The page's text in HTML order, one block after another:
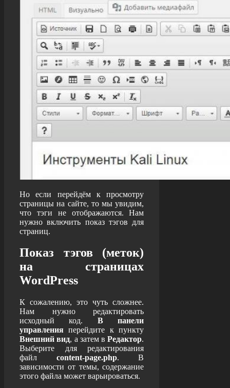
Но если перейдём к просмотру
страницы на сайте, то мы увидим,
что тэги не отображаются. Нам
нужно включить показ тэгов для
страниц.
Показ тэгов (меток)
на страницах
WordPress
К сожалению, это чуть сложнее.
Нам нужно редактировать
исходный код. В панели
управления перейдите к пункту
Внешний вид, а затем вРедактор.
Выберите для редактирования
файл content-page.php. В
зависимости от темы, содержание
этого файла может варьироваться.